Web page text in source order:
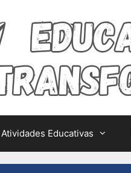
Atividades Educativas